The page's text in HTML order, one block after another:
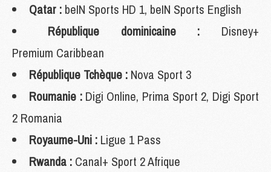
Qatar : beIN Sports HD 1, beIN Sports English
République dominicaine : Disney+
Premium Caribbean
République Tchèque : Nova Sport 3
Roumanie :Digi Online, Prima Sport 2, Digi Sport
2 Romania
Royaume-Uni : Ligue 1 Pass
Rwanda : Canal+ Sport 2 Afrique